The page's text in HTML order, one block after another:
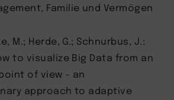
Familie und Vermögen
M.; Herde, G.; Schnurbus, J.:
to visualize Big Data from an
of view – an
approach to adaptive